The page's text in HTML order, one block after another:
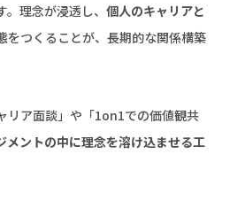
理念が浸透し、 個人のキャリアと
をつくることが、長期的な関係構築
リア面談」や「1on1での価値観共
メントの中に理念を溶け込ませる工